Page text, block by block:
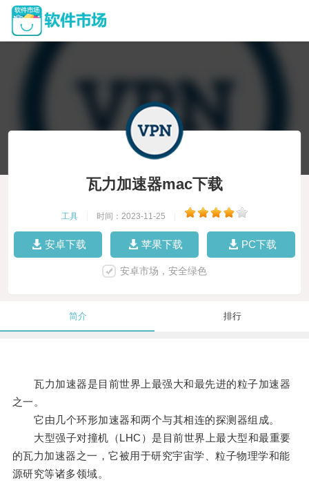
瓦力加速器mac下载
工具 时间：2023-11-25
安卓下载 苹果下载 PC下载
安卓市场，安全绿色
简介 排行
瓦力加速器是目前世界上最强大和最先进的粒子加速器
之一。
它由几个环形加速器和两个与其相连的探测器组成。
大型强子对撞机（LHC）是目前世界上最大型和最重要
的瓦力加速器之一，它被用于研究宇宙学、粒子物理学和能
源研究等诸多领域。